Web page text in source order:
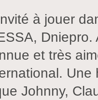
à jouer
et très
Johnny,